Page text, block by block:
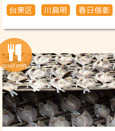
台東区 川島明 春日俊彰